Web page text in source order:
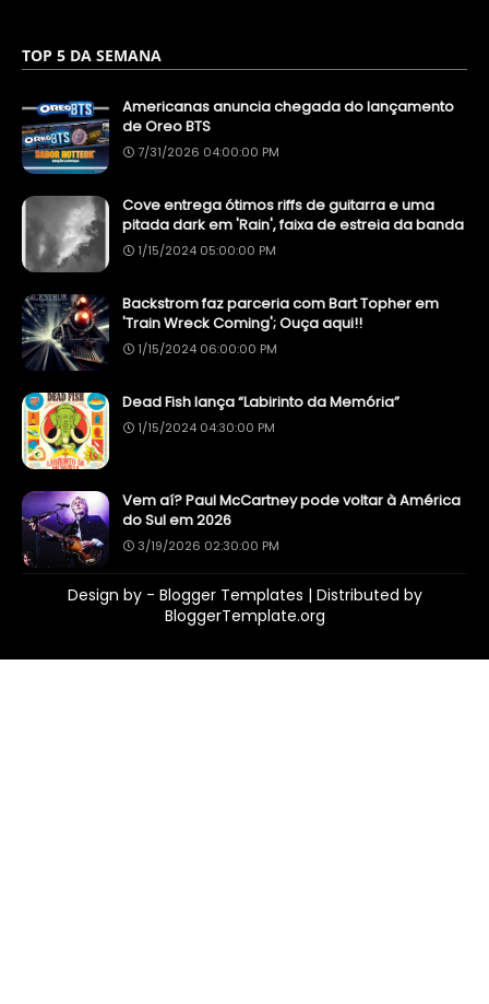
TOP 5 DA SEMANA
Americanas anuncia chegada do lançamento
de Oreo BTS
7/31/2026 04:00:00 PM
Cove entrega ótimos riffs de guitarra e uma
pitada dark em 'Rain', faixa de estreia da banda
1/15/2024 05:00:00 PM
Backstrom faz parceria com Bart Topher em
'Train Wreck Coming'; Ouça aqui!!
1/15/2024 06:00:00 PM
Dead Fish lança “Labirinto da Memória”
1/15/2024 04:30:00 PM
Vem aí? Paul McCartney pode voltar à América
do Sul em 2026
3/19/2026 02:30:00 PM
Design by - Blogger Templates | Distributed by
BloggerTemplate.org